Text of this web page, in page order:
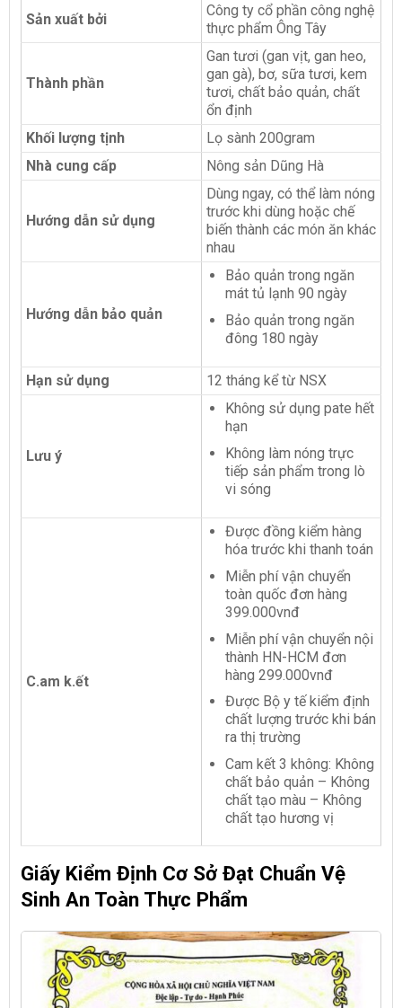
Sản xuất bởi
Công ty cổ phần công nghệ
thực phẩm Ông Tây
Thành phần
Gan tươi (gan vịt, gan heo,
gan gà), bơ, sữa tươi, kem
tươi, chất bảo quản, chất
ổn định
Khối lượng tịnh
Lọ sành 200gram
Nhà cung cấp
Nông sản Dũng Hà
Hướng dẫn sử dụng
Dùng ngay, có thể làm nóng
trước khi dùng hoặc chế
biến thành các món ăn khác
nhau
Hướng dẫn bảo quản
Bảo quản trong ngăn
mát tủ lạnh 90 ngày
Bảo quản trong ngăn
đông 180 ngày
Hạn sử dụng 12 tháng kể từ NSX
Lưu ý
Không sử dụng pate hết
hạn
Không làm nóng trực
tiếp sản phẩm trong lò
vi sóng
C.am k.ết
Được đồng kiểm hàng
hóa trước khi thanh toán
Miễn phí vận chuyển
toàn quốc đơn hàng
399.000vnđ
Miễn phí vận chuyển nội
thành HN-HCM đơn
hàng 299.000vnđ
Được Bộ y tế kiểm định
chất lượng trước khi bán
ra thị trường
Cam kết 3 không: Không
chất bảo quản – Không
chất tạo màu – Không
chất tạo hương vị
Giấy Kiểm Định Cơ Sở Đạt Chuẩn Vệ
Sinh An Toàn Thực Phẩm